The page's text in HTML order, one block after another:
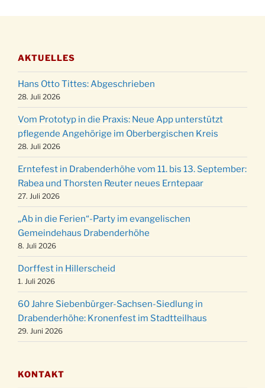
Stadtteilhaus um 19:00 Uhr
11.12.
Puer-Natus weihnachtliches Brauchtum am
Robert-Gassner-Hof um 17:00 Uhr
19.12.
Kinderbibeltag im Ev. Gemeindehaus von 10-
12 Uhr
20.12.
Weihnachts-Konzert des Honterus Chors in
der Kirche um 17:00 Uhr
24.12.
Familiengottesdienst mit Krippenspiel im Ev.
Gemeindehaus um 15:00 Uhr
24.12. Familiengottesdienst in der FeG um 16 Uhr
24.12.
Weihnachtsgottesdienst in der Kirche um
15:00 Uhr
24.12.
Weihnachtsgottesdienst in der Kirche um
18:00 Uhr
24.12.
Christmette mit der ev. Jugend in der Kirche
um 23:00 Uhr
31.12.
Gottesdienst zu Silvester in der Kirche um
18:00 Uhr
AKTUELLES
Hans Otto Tittes: Abgeschrieben
28. Juli 2026
Vom Prototyp in die Praxis: Neue App unterstützt
pflegende Angehörige im Oberbergischen Kreis
28. Juli 2026
Erntefest in Drabenderhöhe vom 11. bis 13. September:
Rabea und Thorsten Reuter neues Erntepaar
27. Juli 2026
„Ab in die Ferien“-Party im evangelischen
Gemeindehaus Drabenderhöhe
8. Juli 2026
Dorffest in Hillerscheid
1. Juli 2026
60 Jahre Siebenbürger-Sachsen-Siedlung in
Drabenderhöhe: Kronenfest im Stadtteilhaus
29. Juni 2026
KONTAKT